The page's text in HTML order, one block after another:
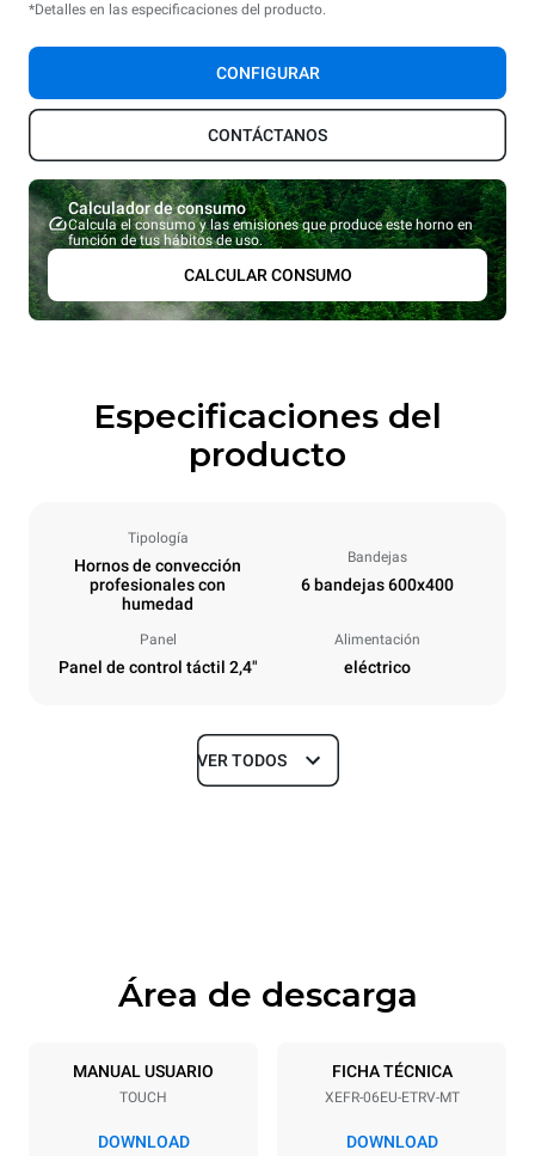
*Detalles en las especificaciones del producto.
CONFIGURAR
CONTÁCTANOS
Calculador de consumo
Calcula el consumo y las emisiones que produce este horno en
función de tus hábitos de uso.
CALCULAR CONSUMO
Especificaciones del
producto
Tipología
Hornos de convección
profesionales con
humedad
Bandejas
6 bandejas 600x400
Panel
Panel de control táctil 2,4"
Alimentación
eléctrico
Tamaños
Especificaciones de la bandeja
6 600x400
Distancia entre bandejas
VER TODOS
Área de descarga
MANUAL USUARIO
TOUCH
DOWNLOAD
FICHA TÉCNICA
XEFR-06EU-ETRV-MT
DOWNLOAD